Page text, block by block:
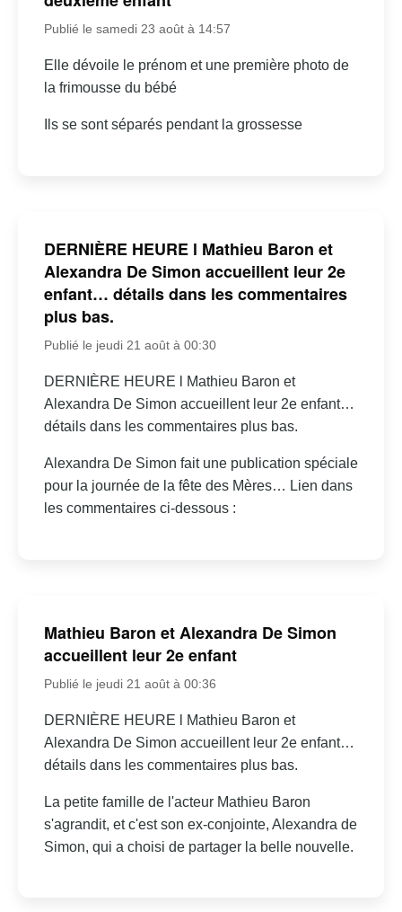
Publié le samedi 23 août à 14:57
Elle dévoile le prénom et une première photo de
la frimousse du bébé
Ils se sont séparés pendant la grossesse
DERNIÈRE HEURE l Mathieu Baron et
Alexandra De Simon accueillent leur 2e
enfant… détails dans les commentaires
plus bas.
Publié le jeudi 21 août à 00:30
DERNIÈRE HEURE l Mathieu Baron et
Alexandra De Simon accueillent leur 2e enfant…
détails dans les commentaires plus bas.
Alexandra De Simon fait une publication spéciale
pour la journée de la fête des Mères… Lien dans
les commentaires ci-dessous :
Mathieu Baron et Alexandra De Simon
accueillent leur 2e enfant
Publié le jeudi 21 août à 00:36
DERNIÈRE HEURE l Mathieu Baron et
Alexandra De Simon accueillent leur 2e enfant…
détails dans les commentaires plus bas.
La petite famille de l'acteur Mathieu Baron
s'agrandit, et c'est son ex-conjointe, Alexandra de
Simon, qui a choisi de partager la belle nouvelle.